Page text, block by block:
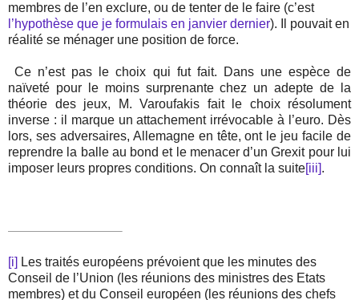
membres de l’en exclure, ou de tenter de le faire (c’est
l’hypothèse que je formulais en janvier dernier). Il pouvait en
réalité se ménager une position de force.
Ce n’est pas le choix qui futfait. Dans une espèce de
naïveté pour le moins surprenante chez un adepte de la
théorie des jeux, M. Varoufakis fait le choix résolument
inverse : il marque un attachement irrévocable à l’euro. Dès
lors, ses adversaires, Allemagne en tête, ont le jeu facile de
reprendre la balle au bond et le menacer d’un Grexit pour lui
imposer leurs propres conditions. On connaît la suite[iii].
[i] Les traités européens prévoient que les minutes des
Conseil de l’Union (les réunions des ministres des Etats
membres) et du Conseil européen (les réunions des chefs